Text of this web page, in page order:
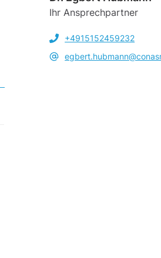
Ihr Ansprechpartner
+4915152459232